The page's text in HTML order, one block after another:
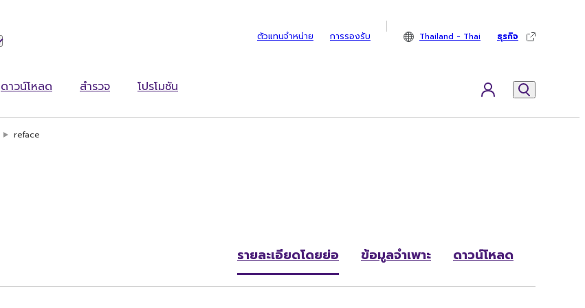
ดาวน์โหลด สำรวจ โปรโมชัน
ตัวแทนจำหน่าย การรองรับ Thailand - Thai ธุรกิจ
reface
รายละเอียดโดยย่อ ข้อมูลจำเพาะ ดาวน์โหลด